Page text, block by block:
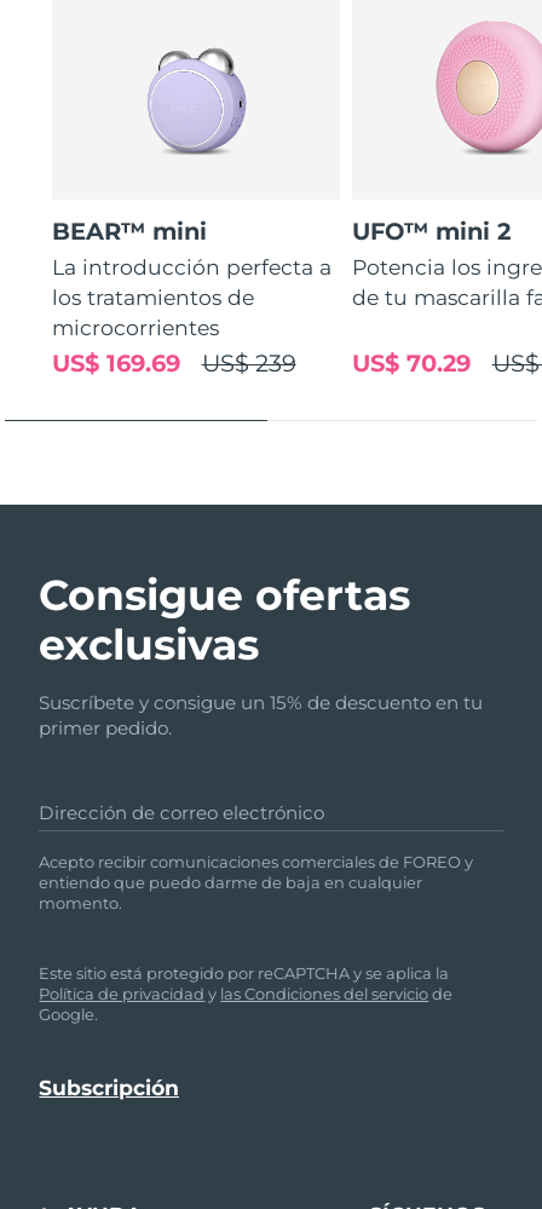
BEAR™ mini
La introducción perfecta a
los tratamientos de
microcorrientes
US$ 239
US$ 169.69
UFO™ mini 2
Potencia los
de tu mascarilla
US$ 70.29
Consigue ofertas
exclusivas
Suscríbete y consigue un 15% de descuento en tu
primer pedido.
Dirección de correo electrónico
Acepto recibir comunicaciones comerciales de FOREO y
entiendo que puedo darme de baja en cualquier
momento.
Este sitio está protegido por reCAPTCHA y se aplica la
Política de privacidad y las Condiciones del serviciode
Google.